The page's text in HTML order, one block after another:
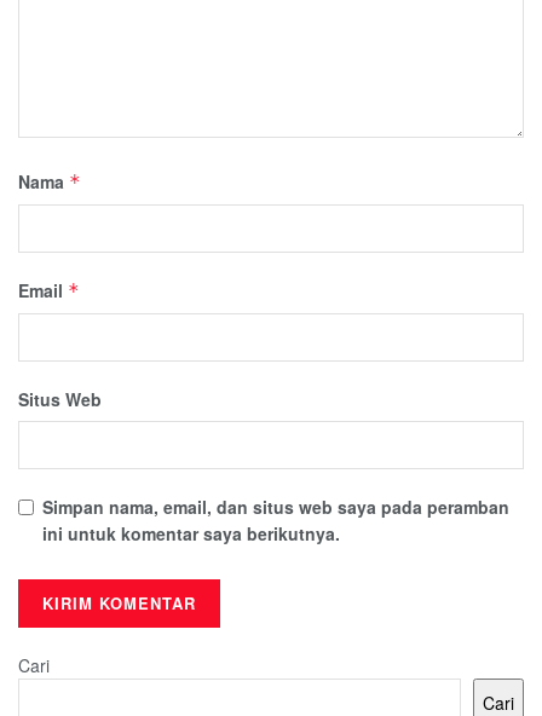
Nama *
Email *
Situs Web
Simpan nama, email, dan situs web saya pada peramban
ini untuk komentar saya berikutnya.
Cari
Cari